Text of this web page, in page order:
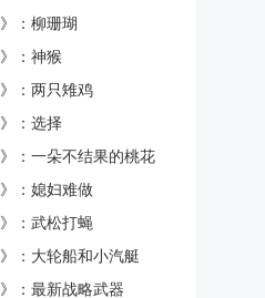
：柳珊瑚
：神猴
：两只雉鸡
：选择
》：一朵不结果的桃花
：媳妇难做
：武松打蝇
：大轮船和小汽艇
：最新战略武器